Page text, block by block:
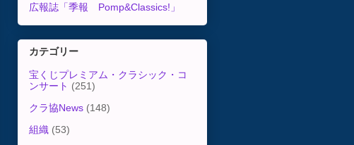
広報誌「季報 Pomp&Classics!」
カテゴリー
宝くじプレミアム・クラシック・コ
ンサート (251)
クラ協News (148)
組織 (53)